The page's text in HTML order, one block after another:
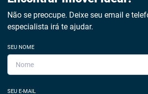
Não se preocupe. Deixe seu email e
especialista irá te ajudar.
SEU NOME
SEU E-MAIL